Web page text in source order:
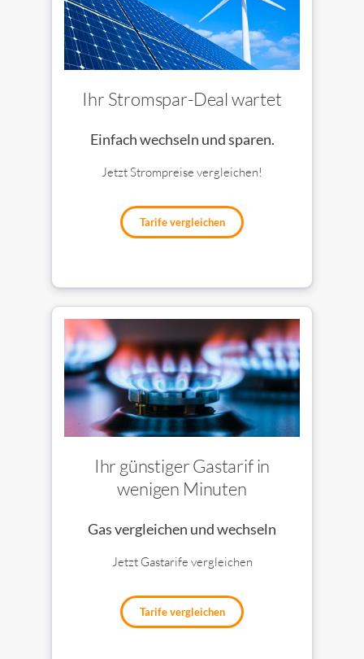
Ihr Stromspar-Deal wartet
Einfach wechseln und sparen.
Jetzt Strompreise vergleichen!
Tarife vergleichen
Ihr günstiger Gastarif in
wenigen Minuten
Gas vergleichen und wechseln
Jetzt Gastarife vergleichen
Tarife vergleichen